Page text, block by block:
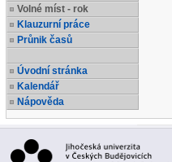
Volné míst - rok
Klauzurní práce
Průnik časů
Úvodní stránka
Kalendář
Nápověda